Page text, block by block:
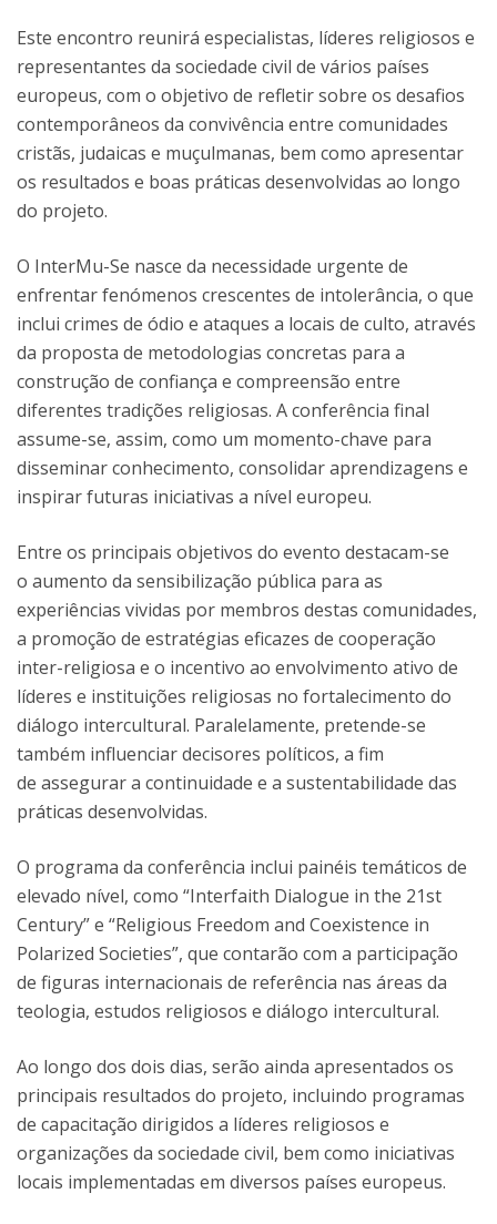
Este encontro reunirá especialistas, líderes religiosos e
representantes da sociedade civil de vários países
europeus, com o objetivo de refletir sobre os desafios
contemporâneos da convivência entre comunidades
cristãs, judaicas e muçulmanas, bem como apresentar
os resultados e boas práticas desenvolvidas ao longo
do projeto.
O InterMu-Se nasce da necessidade urgente de
enfrentar fenómenos crescentes de intolerância, o que
inclui crimes de ódio e ataques a locais de culto, através
da proposta de metodologias concretas para a
construção de confiança e compreensão entre
diferentes tradições religiosas. A conferência final
assume-se, assim, como um momento-chave para
disseminar conhecimento, consolidar aprendizagens e
inspirar futuras iniciativas a nível europeu.
Entre os principais objetivos do evento destacam-se
o aumento da sensibilização pública para as
experiências vividas por membros destas comunidades,
a promoção de estratégias eficazes de cooperação
inter-religiosa e o incentivo ao envolvimento ativo de
líderes e instituições religiosas no fortalecimento do
diálogo intercultural. Paralelamente, pretende-se
também influenciar decisores políticos, a fim
de assegurar a continuidade e a sustentabilidade das
práticas desenvolvidas.
O programa da conferência inclui painéis temáticos de
elevado nível, como “Interfaith Dialogue in the 21st
Century” e “Religious Freedom and Coexistence in
Polarized Societies”, que contarão com a participação
de figuras internacionais de referência nas áreas da
teologia, estudos religiosos e diálogo intercultural.
Ao longo dos dois dias, serão ainda apresentados os
principais resultados do projeto, incluindo programas
de capacitação dirigidos a líderes religiosos e
organizações da sociedade civil, bem como iniciativas
locais implementadas em diversos países europeus.